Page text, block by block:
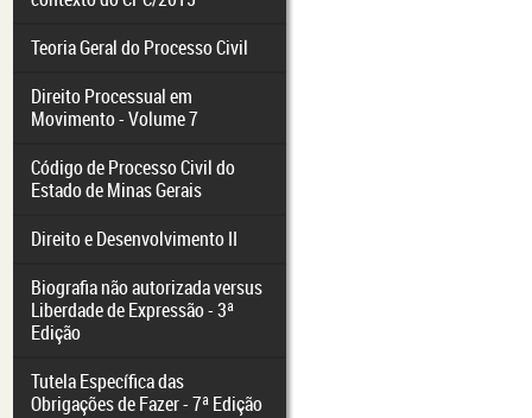
Teoria Geral do Processo Civil
Direito Processual em
Movimento - Volume 7
Código de Processo Civil do
Estado de Minas Gerais
Direito e Desenvolvimento II
Biografia não autorizada versus
Liberdade de Expressão - 3ª
Edição
Tutela Específica das
Obrigações de Fazer - 7ª Edição